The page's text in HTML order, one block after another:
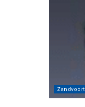
Zandvoort